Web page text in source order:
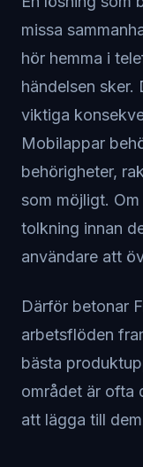
missa
hör hemma i
händelsen sker.
viktiga
Mobilappar
behörigheter,
som möjligt.
tolkning innan
användare att
Därför betonar
arbetsflöden
bästa
området är ofta
att lägga till